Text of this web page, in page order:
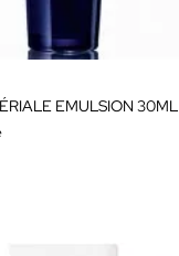
EMULSION 30ML